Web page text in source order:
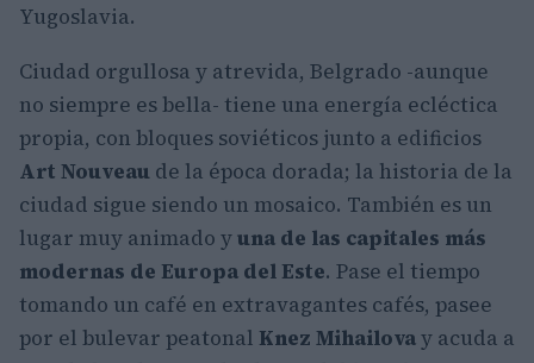
Yugoslavia.
Ciudad orgullosa y atrevida, Belgrado -aunque
no siempre es bella- tiene una energía ecléctica
propia, con bloques soviéticos junto a edificios
Art Nouveau de la época dorada; la historia de la
ciudad sigue siendo un mosaico. También es un
lugar muy animado yuna de las capitales más
modernas de Europa del Este. Pase el tiempo
tomando un café en extravagantes cafés, pasee
por el bulevar peatonal Knez Mihailovay acuda a